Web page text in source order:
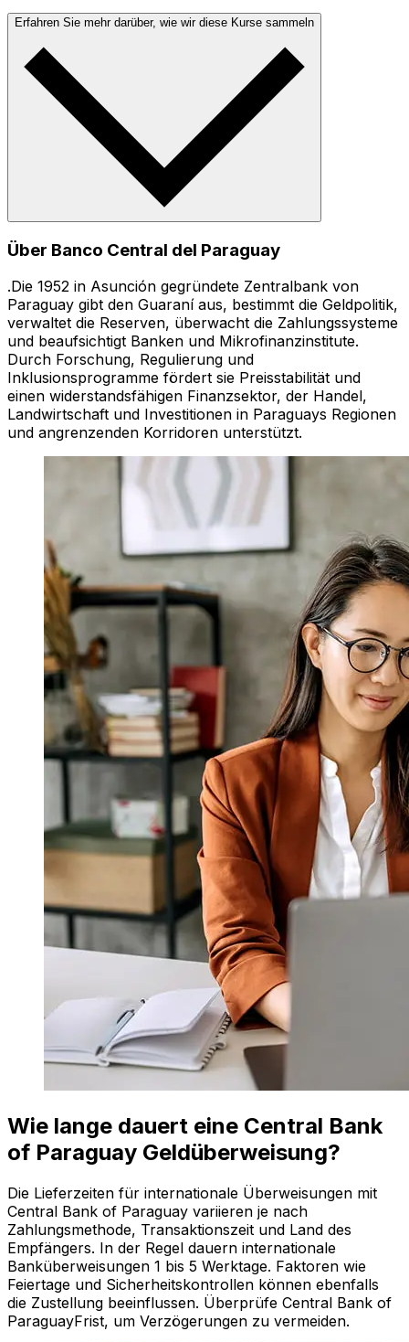
Erfahren Sie mehr darüber, wie wir diese Kurse sammeln
Über Banco Central del Paraguay
.Die 1952 in Asunción gegründete Zentralbank von
Paraguay gibt den Guaraní aus, bestimmt die Geldpolitik,
verwaltet die Reserven, überwacht die Zahlungssysteme
und beaufsichtigt Banken und Mikrofinanzinstitute.
Durch Forschung, Regulierung und
Inklusionsprogramme fördert sie Preisstabilität und
einen widerstandsfähigen Finanzsektor, der Handel,
Landwirtschaft und Investitionen in Paraguays Regionen
und angrenzenden Korridoren unterstützt.
Wie lange dauert eine Central Bank
of Paraguay Geldüberweisung?
Die Lieferzeiten für internationale Überweisungen mit
Central Bank of Paraguay variieren je nach
Zahlungsmethode, Transaktionszeit und Land des
Empfängers. In der Regel dauern internationale
Banküberweisungen 1 bis 5 Werktage. Faktoren wie
Feiertage und Sicherheitskontrollen können ebenfalls
die Zustellung beeinflussen. Überprüfe Central Bank of
ParaguayFrist, um Verzögerungen zu vermeiden.